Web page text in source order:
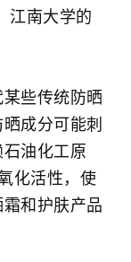
江南大学的
些传统防晒
成分可能刺
油化工原
化活性，使
和护肤产品